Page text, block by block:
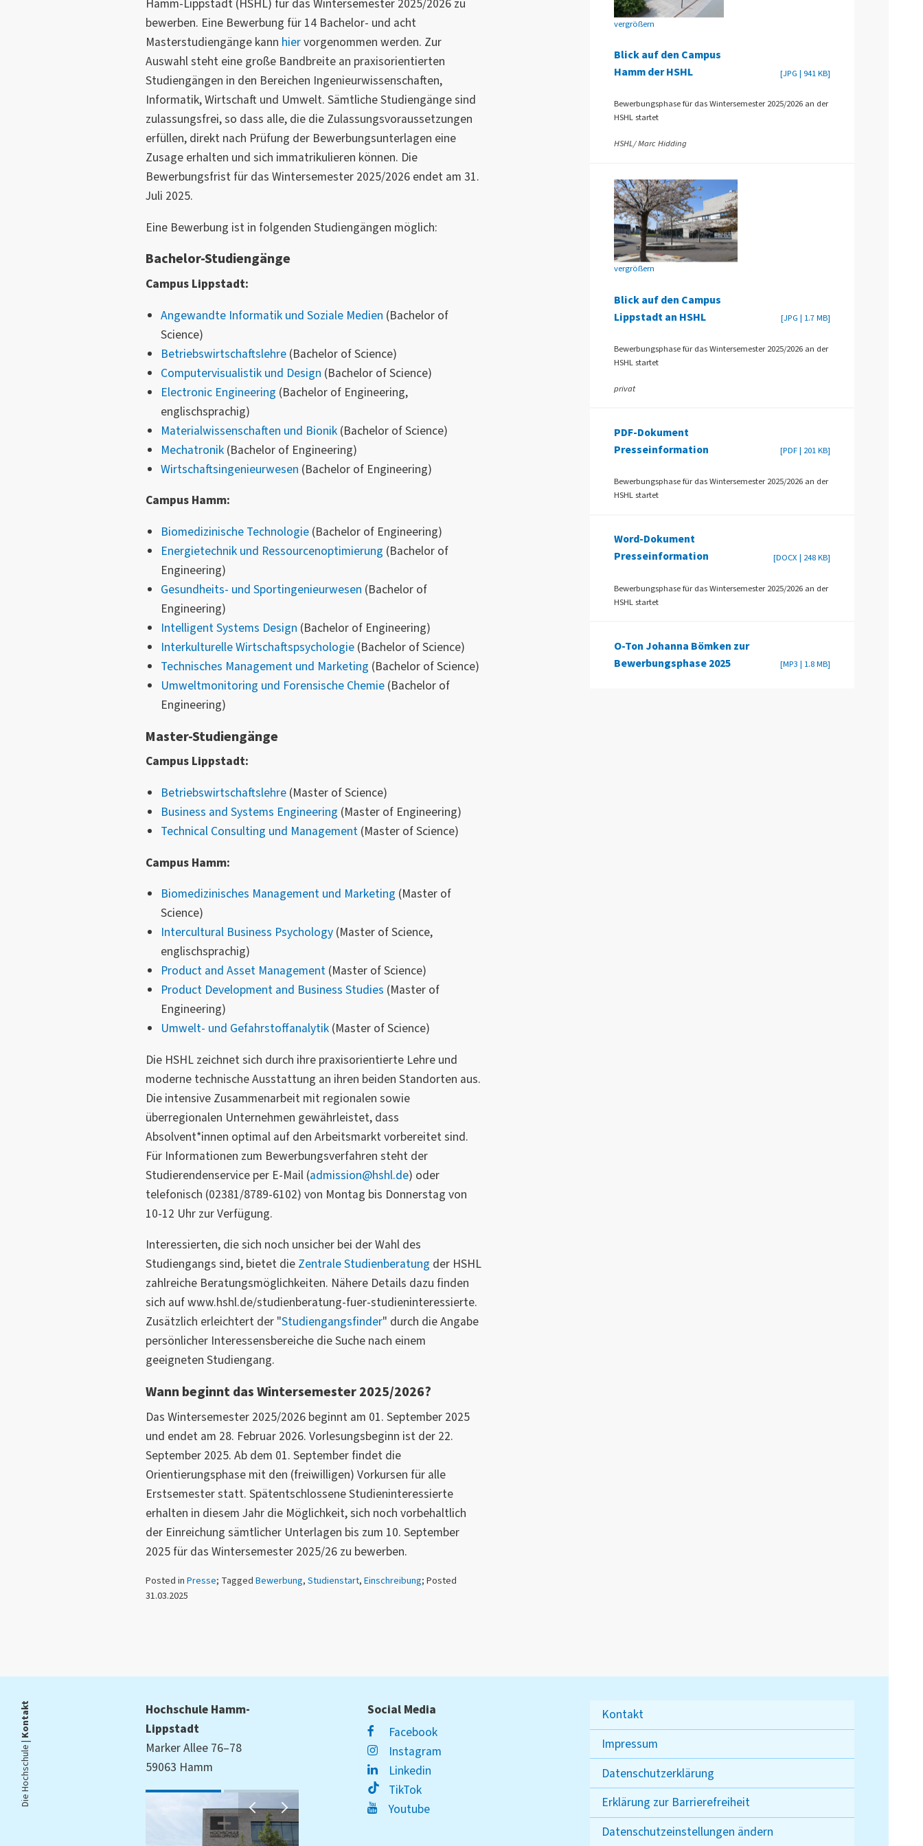
Hamm-Lippstadt (HSHL) für das Wintersemester 2025/2026 zu
bewerben. Eine Bewerbung für 14 Bachelor- und acht
Masterstudiengänge kann hiervorgenommen werden. Zur
Auswahl steht eine große Bandbreite an praxisorientierten
Studiengängen in den Bereichen Ingenieurwissenschaften,
Informatik, Wirtschaft und Umwelt. Sämtliche Studiengänge sind
zulassungsfrei, so dass alle, die die Zulassungsvoraussetzungen
erfüllen, direkt nach Prüfung der Bewerbungsunterlagen eine
Zusage erhalten und sich immatrikulieren können. Die
Bewerbungsfrist für das Wintersemester 2025/2026 endet am 31.
Juli 2025.
Eine Bewerbung ist in folgenden Studiengängen möglich:
Bachelor-Studiengänge
Campus Lippstadt:
Angewandte Informatik und Soziale Medien (Bachelor of
Science)
Betriebswirtschaftslehre(Bachelor of Science)
Computervisualistik und Design (Bachelor of Science)
Electronic Engineering (Bachelor of Engineering,
englischsprachig)
Materialwissenschaften und Bionik(Bachelor of Science)
Mechatronik(Bachelor of Engineering)
Wirtschaftsingenieurwesen (Bachelor of Engineering)
Campus Hamm:
Biomedizinische Technologie(Bachelor of Engineering)
Energietechnik und Ressourcenoptimierung (Bachelor of
Engineering)
Gesundheits- und Sportingenieurwesen (Bachelor of
Engineering)
Intelligent Systems Design (Bachelor of Engineering)
Interkulturelle Wirtschaftspsychologie(Bachelor of Science)
Technisches Management und Marketing (Bachelor of Science)
Umweltmonitoring und Forensische Chemie(Bachelor of
Engineering)
Master-Studiengänge
Campus Lippstadt:
Betriebswirtschaftslehre(Master of Science)
Business and Systems Engineering (Master of Engineering)
Technical Consulting und Management(Master of Science)
Campus Hamm:
Biomedizinisches Management und Marketing (Master of
Science)
Intercultural Business Psychology(Master of Science,
englischsprachig)
Product and Asset Management(Master of Science)
Product Development and Business Studies (Master of
Engineering)
Umwelt- und Gefahrstoffanalytik(Master of Science)
Die HSHL zeichnet sich durch ihre praxisorientierte Lehre und
moderne technische Ausstattung an ihren beiden Standorten aus.
Die intensive Zusammenarbeit mit regionalen sowie
überregionalen Unternehmen gewährleistet, dass
Absolvent*innen optimal auf den Arbeitsmarkt vorbereitet sind.
Für Informationen zum Bewerbungsverfahren steht der
Studierendenservice per E-Mail (admission@hshl.de) oder
telefonisch (02381/8789-6102) von Montag bis Donnerstag von
10-12 Uhr zur Verfügung.
Interessierten, die sich noch unsicher bei der Wahl des
Studiengangs sind, bietet die Zentrale Studienberatung der HSHL
zahlreiche Beratungsmöglichkeiten. Nähere Details dazu finden
sich auf www.hshl.de/studienberatung-fuer-studieninteressierte.
Zusätzlich erleichtert der "Studiengangsfinder" durch die Angabe
persönlicher Interessensbereiche die Suche nach einem
geeigneten Studiengang.
Wann beginnt das Wintersemester 2025/2026?
Das Wintersemester 2025/2026 beginnt am 01. September 2025
und endet am 28. Februar 2026. Vorlesungsbeginn ist der 22.
September 2025. Ab dem 01. September findet die
Orientierungsphase mit den (freiwilligen) Vorkursen für alle
Erstsemester statt. Spätentschlossene Studieninteressierte
erhalten in diesem Jahr die Möglichkeit, sich noch vorbehaltlich
der Einreichung sämtlicher Unterlagen bis zum 10. September
2025 für das Wintersemester 2025/26 zu bewerben.
Posted in Presse; Tagged Bewerbung, Studienstart, Einschreibung; Posted
31.03.2025
vergrößern
Blick auf den Campus
Hamm der HSHL
[JPG | 941 KB]
Bewerbungsphase für das Wintersemester 2025/2026 an der
HSHL startet
HSHL/ Marc Hidding
vergrößern
Blick auf den Campus
Lippstadt an HSHL
[JPG | 1.7 MB]
Bewerbungsphase für das Wintersemester 2025/2026 an der
HSHL startet
privat
PDF-Dokument
Presseinformation
[PDF | 201 KB]
Bewerbungsphase für das Wintersemester 2025/2026 an der
HSHL startet
Word-Dokument
Presseinformation
[DOCX | 248 KB]
Bewerbungsphase für das Wintersemester 2025/2026 an der
HSHL startet
O-Ton Johanna Bömken zur
Bewerbungsphase 2025
[MP3 | 1.8 MB]
Die Hochschule |
Kontakt
Hochschule Hamm-
Lippstadt
Marker Allee 76–78
59063 Hamm
Social Media
Facebook
Instagram
Linkedin
TikTok
Youtube
Kontakt
Impressum
Datenschutzerklärung
Erklärung zur Barrierefreiheit
Datenschutzeinstellungen ändern